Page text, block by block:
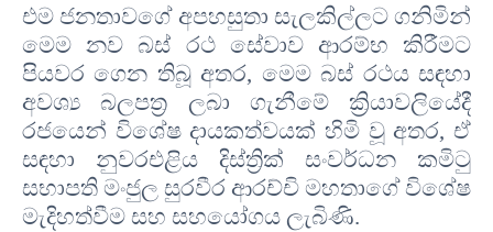
එම ජනතාවගේ අපහසුතා සැලකිල්ලට ගනිමින්
මෙම නව බස් රථ සේවාව ආරම්භ කිරීමට
පියවර ගෙන තිබූ අතර, මෙම බස් රථය සඳහා
අවශ්‍ය බලපත්‍ර ලබා ගැනීමේ ක්‍රියාවලියේදී
රජයෙන් විශේෂ දායකත්වයක් හිමි වූ අතර, ඒ
සඳහා නුවරඑළිය දිස්ත්‍රික් සංවර්ධන කමිටු
සභාපති මංජුල සුරවීර ආරච්චි මහතාගේ විශේෂ
මැදිහත්වීම සහ සහයෝගය ලැබිණි.